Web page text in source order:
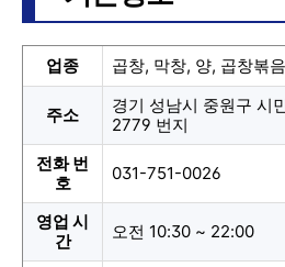
업종 곱창, 막창, 양, 곱창볶
주소
경기 성남시 중원구 시
2779 번지
전화 번
호
031-751-0026
영업 시
간
오전 10:30 ~ 22:00